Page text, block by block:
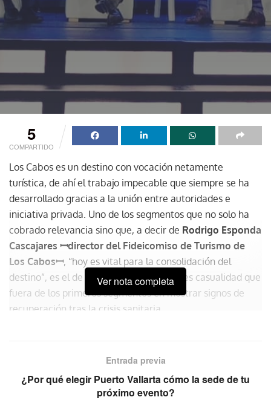
5
COMPARTIDO
Los Cabos es un destino con vocación netamente
turística, de ahí el trabajo impecable que siempre se ha
desarrollado gracias a la unión entre autoridades e
iniciativa privada. Uno de los segmentos que no solo ha
cobrado relevancia sino que, a decir de Rodrigo Esponda
Cascajares ꟷdirector del Fideicomiso de Turismo de
Los Cabosꟷ, “hoy es vital para la consolidación del
destino”, es el de reuniones. Por ello, no es casualidad que
fuera de los primeros segmentos en mostrar signos de
recuperación tras la crisis sanitaria.
Ver nota completa
Entrada previa
¿Por qué elegir Puerto Vallarta cómo la sede de tu
próximo evento?